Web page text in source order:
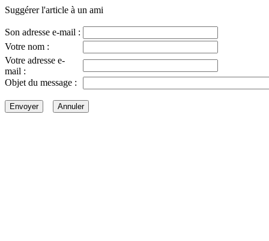
Suggérer l'article à un ami
Son adresse e-mail :
Votre nom :
Votre adresse e-
mail :
Objet du message :